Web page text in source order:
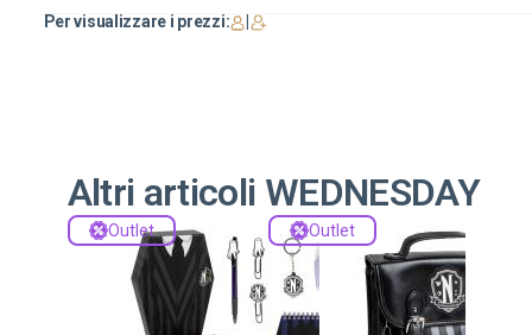
Per visualizzare i prezzi:
Altri articoli WEDNESDAY
Outlet Outlet